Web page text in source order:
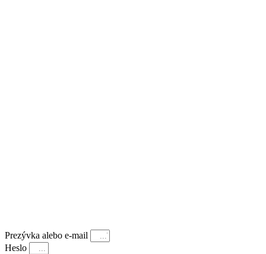
Prezývka alebo e-mail
Heslo